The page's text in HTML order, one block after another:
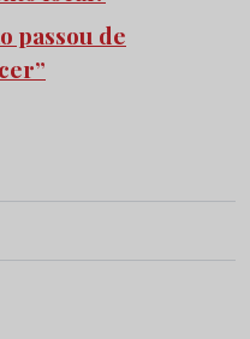
passou de